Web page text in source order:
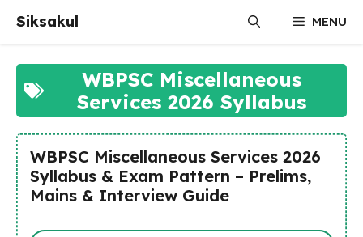
content
Siksakul MENU
WBPSC Miscellaneous
Services 2026 Syllabus
WBPSC Miscellaneous Services 2026
Syllabus & Exam Pattern – Prelims,
Mains & Interview Guide